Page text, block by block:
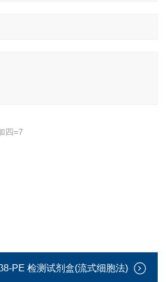
四=7
PE 检测试剂盒(流式细胞法)